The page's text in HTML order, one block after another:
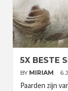
5X BESTE
BY MIRIAM 6
Paarden zijn